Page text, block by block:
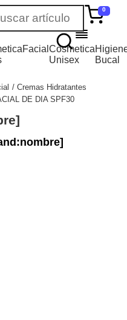
0
FacialCosmetica
Unisex
Bucal
Cremas Hidratantes
DE DIA SPF30